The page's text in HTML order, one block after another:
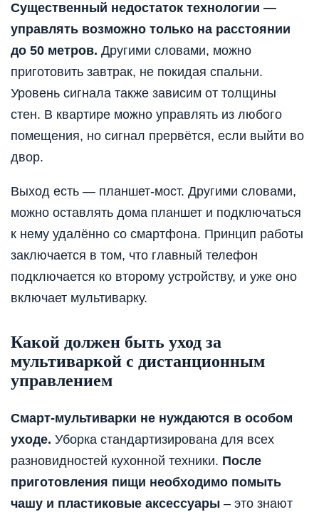
Существенный недостаток технологии —
управлять возможно только на расстоянии
до 50 метров. Другими словами, можно
приготовить завтрак, не покидая спальни.
Уровень сигнала также зависим от толщины
стен. В квартире можно управлять из любого
помещения, но сигнал прервётся, если выйти во
двор.
Выход есть — планшет-мост. Другими словами,
можно оставлять дома планшет и подключаться
к нему удалённо со смартфона. Принцип работы
заключается в том, что главный телефон
подключается ко второму устройству, и уже оно
включает мультиварку.
Какой должен быть уход за
мультиваркой с дистанционным
управлением
Смарт-мультиварки не нуждаются в особом
уходе. Уборка стандартизирована для всех
разновидностей кухонной техники. После
приготовления пищи необходимо помыть
чашу и пластиковые аксессуары – это знают